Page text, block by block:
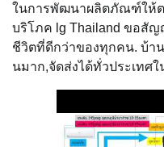
ในการพัฒนาผลิตภัณฑ์ให้ต
บริโภค lg Thailand ขอสัญ
ชีวิตที่ดีกว่าของทุกคน. บ้า
นมาก,จัดส่งได้ทั่วประเทศใ